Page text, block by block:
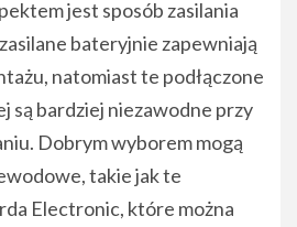
jest sposób zasilania
bateryjnie zapewniają
natomiast te podłączone
są bardziej niezawodne przy
Dobrym wyborem mogą
takie jak te
Electronic, które można